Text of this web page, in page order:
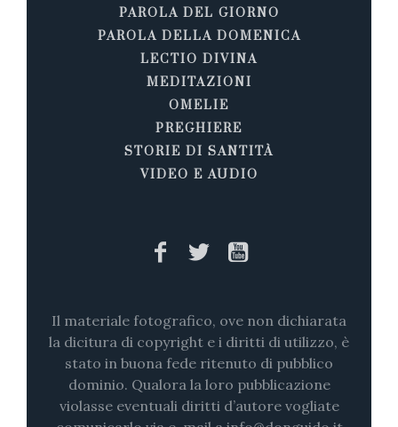
PAROLA DEL GIORNO
PAROLA DELLA DOMENICA
LECTIO DIVINA
MEDITAZIONI
OMELIE
PREGHIERE
STORIE DI SANTITÀ
VIDEO E AUDIO
Il materiale fotografico, ove non dichiarata
la dicitura di copyright e i diritti di utilizzo, è
stato in buona fede ritenuto di pubblico
dominio. Qualora la loro pubblicazione
violasse eventuali diritti d’autore vogliate